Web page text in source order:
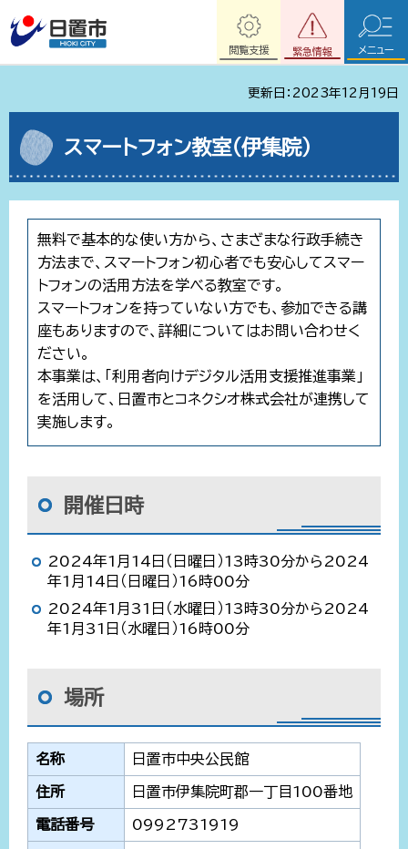
緊急情報
閲覧支援 メニュー
更新日：2023年12月19日
スマートフォン教室（伊集院）
無料で基本的な使い方から、さまざまな行政手続き
方法まで、スマートフォン初心者でも安心してスマー
トフォンの活用方法を学べる教室です。
スマートフォンを持っていない方でも、参加できる講
座もありますので、詳細についてはお問い合わせく
ださい。
本事業は、「利用者向けデジタル活用支援推進事業」
を活用して、日置市とコネクシオ株式会社が連携して
実施します。
開催日時
2024年1月14日（日曜日）13時30分から2024
年1月14日（日曜日）16時00分
2024年1月31日（水曜日）13時30分から2024
年1月31日（水曜日）16時00分
場所
名称 日置市中央公民館
住所 日置市伊集院町郡一丁目100番地
電話番号 0992731919